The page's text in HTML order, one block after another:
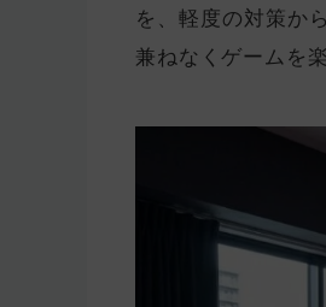
を、軽度の対策か
兼ねなくゲームを